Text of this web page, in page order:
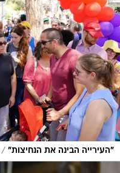
"העירייה הבינה את הנחיצות" /